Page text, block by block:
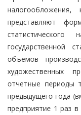
налогообложения,
представляют
государственной
объемов
художественных
отчетные периоды
предыдущего года
предприятие 1 раз